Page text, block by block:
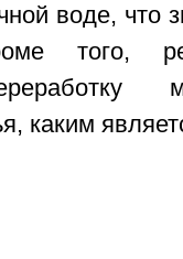
воде, что
того,
каким